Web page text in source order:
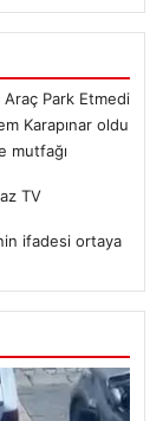
Araç Park Etmedi
Karapınar oldu
mutfağı
TV
ifadesi ortaya